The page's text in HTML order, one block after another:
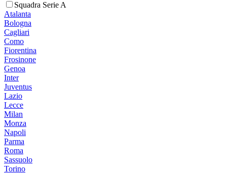
Squadra Serie A
Atalanta
Bologna
Cagliari
Como
Fiorentina
Frosinone
Genoa
Inter
Juventus
Lazio
Lecce
Milan
Monza
Napoli
Parma
Roma
Sassuolo
Torino